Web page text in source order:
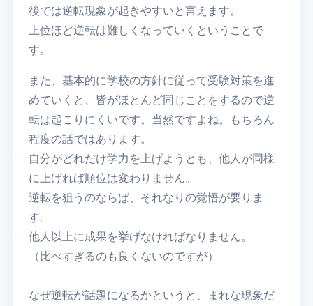
後では逆転現象が起きやすいと言えます。
上位ほど逆転は難しくなっていくということで
す。
また、基本的に学校の方針に従って受験対策を進
めていくと、皆がほとんど同じことをするので逆
転は起こりにくいです。当然ですよね。もちろん
程度の話ではあります。
自分がどれだけ学力を上げようとも、他人が同様
に上げれば順位は変わりません。
逆転を狙うのならば、それなりの覚悟が要りま
す。
他人以上に成果を挙げなければなりません。
（比べすぎるのも良くないのですが）
なぜ逆転が話題になるかというと、まれな現象だ